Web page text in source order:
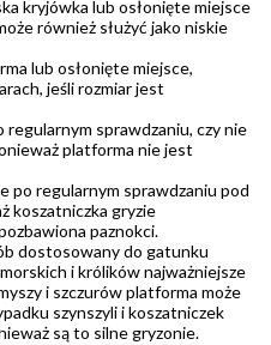
kryjówka lub osłonięte miejsce
również służyć jako niskie
lub osłonięte miejsce,
jeśli rozmiar jest
regularnym sprawdzaniu, czy nie
platforma nie jest
po regularnym sprawdzaniu pod
koszatniczka gryzie
paznokci.
dostosowany do gatunku
i królików najważniejsze
i szczurów platforma może
szynszyli i koszatniczek
są to silne gryzonie.